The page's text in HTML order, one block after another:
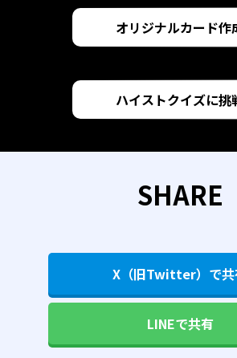
オリジナルカード作
ハイストクイズに挑
SHARE
X（旧Twitter）で共
LINEで共有